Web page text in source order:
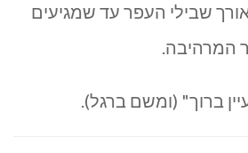
שבילי העפר עד שמגיעים
המרהיבה.
ברוך" (ומשם ברגל).